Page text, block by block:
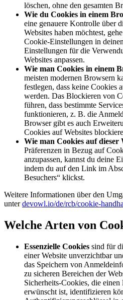
löschen, ohne den gesamten
Wie du Cookies in einem
eine genauere Kontrolle über
Websites haben möchtest,
Cookie-Einstellungen in
Einstellungen für die
Websites anpassen.
Wie man Cookies in einem
meisten modernen Browsern
festlegen, dass keine Cookies
werden. Das Blockieren von
führen, dass bestimmte
funktionieren, z. B. die
Browser gibt es auch
Cookies auf Websites
Wie man Cookies auf dieser
Präferenzen in Bezug auf
anzupassen, kannst du deine
indem du auf den Link im
Besuchers“ klickst.
Weitere Informationen über den
unterdevowl.io/de/rcb/cookie-
Welche Arten von
Essenzielle Cookies sind für
einer Website unverzichtbar
das Speichern von
zu sicheren Bereichen der
Sicherheits-Cookies, die
erwünscht ist, identifizieren